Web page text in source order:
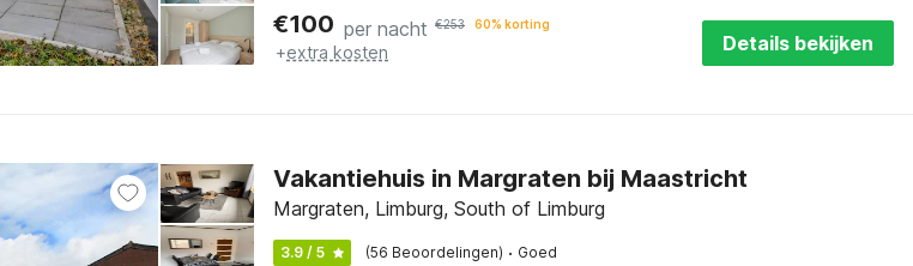
€100 per nacht €253 60% korting
+extra kosten Details bekijken
Vakantiehuis in Margraten bij Maastricht
Margraten, Limburg, South of Limburg
3.9 / 5 (56 Beoordelingen) · Goed